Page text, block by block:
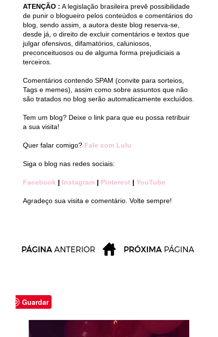
ATENÇÃO : A legislação brasileira prevê possibilidade
de punir o blogueiro pelos conteúdos e comentários do
blog, sendo assim, a autora deste blog reserva-se,
desde já, o direito de excluir comentários e textos que
julgar ofensivos, difamatórios, caluniosos,
preconceituosos ou de alguma forma prejudiciais a
terceiros.
Comentários contendo SPAM (convite para sorteios,
Tags e memes), assim como sobre assuntos que não
são tratados no blog serão automaticamente excluídos.
Tem um blog? Deixe o link para que eu possa retribuir
a sua visita!
Quer falar comigo? Fale com Lulu
Siga o blog nas redes sociais:
Facebook | Instagram | Pinterest | YouTube
Agradeço sua visita e comentário. Volte sempre!
Guardar